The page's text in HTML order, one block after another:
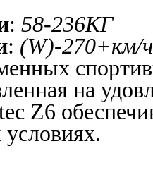
: 58-236КГ
: (W)-270+км/ч
на
Z6